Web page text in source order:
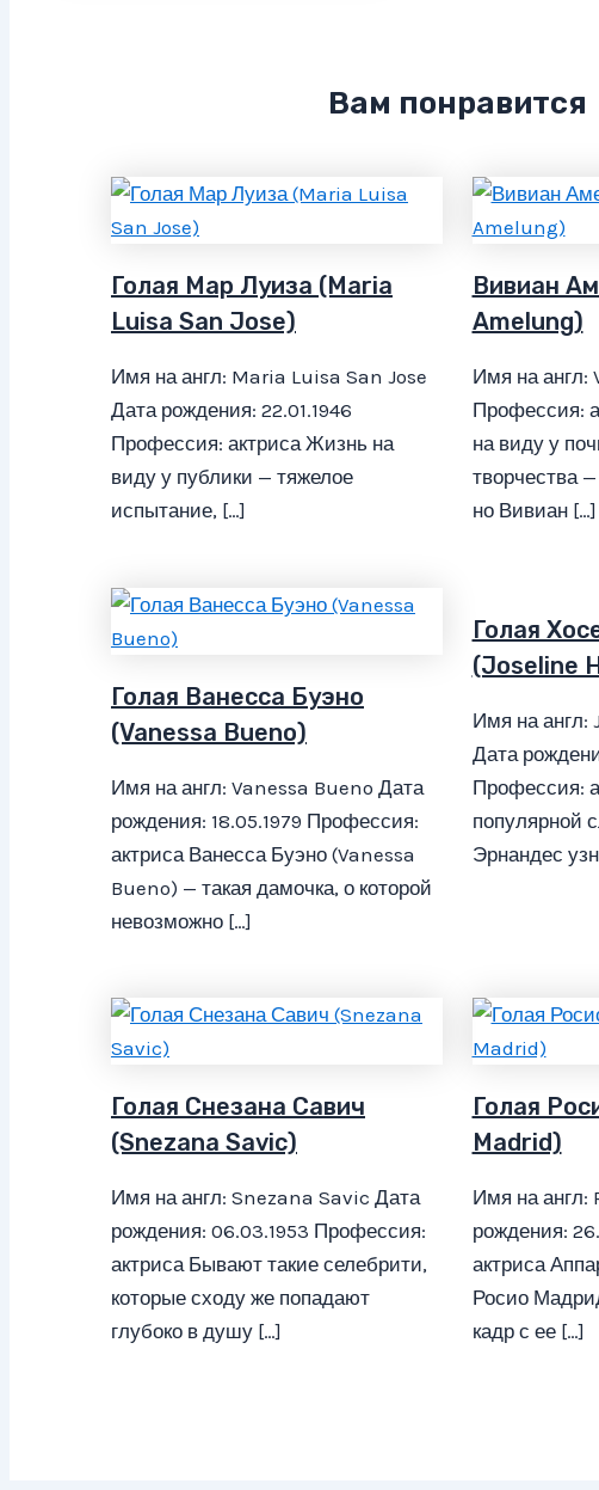
Вам понравится
Голая Мар Луиза (Maria
Luisa San Jose)
Имя на англ: Maria Luisa San Jose
Дата рождения: 22.01.1946
Профессия: актриса Жизнь на
виду у публики — тяжелое
испытание, […]
Вивиан
Amelung)
Имя на
Профессия:
на виду у
творчества
но Вивиан […]
Голая Ванесса Буэно
(Vanessa Bueno)
Имя на англ: Vanessa Bueno Дата
рождения: 18.05.1979 Профессия:
актриса Ванесса Буэно (Vanessa
Bueno) — такая дамочка, о которой
невозможно […]
Голая
(Joseline
Имя на англ:
Дата
Профессия:
популярной
Эрнандес
Голая Снезана Савич
(Snezana Savic)
Имя на англ: Snezana Savic Дата
рождения: 06.03.1953 Профессия:
актриса Бывают такие селебрити,
которые сходу же попадают
глубоко в душу […]
Голая
Madrid)
Имя на англ:
рождения:
актриса
Росио
кадр с ее […]